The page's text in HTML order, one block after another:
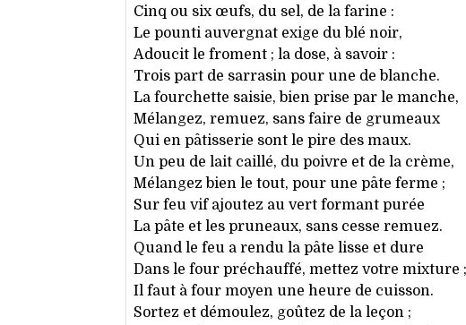
Cinq ou six œufs, du sel, de la farine :
Le pounti auvergnat exige du blé noir,
Adoucit le froment ; la dose, à savoir :
Trois part de sarrasin pour une de blanche.
La fourchette saisie, bien prise par le manche,
Mélangez, remuez, sans faire de grumeaux
Qui en pâtisserie sont le pire des maux.
Un peu de lait caillé, du poivre et de la crème,
Mélangez bien le tout, pour une pâte ferme ;
Sur feu vif ajoutez au vert formant purée
La pâte et les pruneaux, sans cesse remuez.
Quand le feu a rendu la pâte lisse et dure
Dans le four préchauffé, mettez votre mixture ;
Il faut à four moyen une heure de cuisson.
Sortez et démoulez, goûtez de la leçon ;